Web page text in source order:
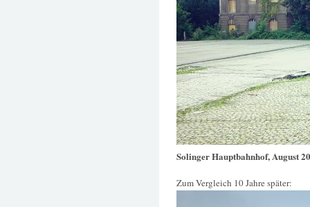
Solinger Hauptbahnhof, August
Zum Vergleich 10 Jahre später: